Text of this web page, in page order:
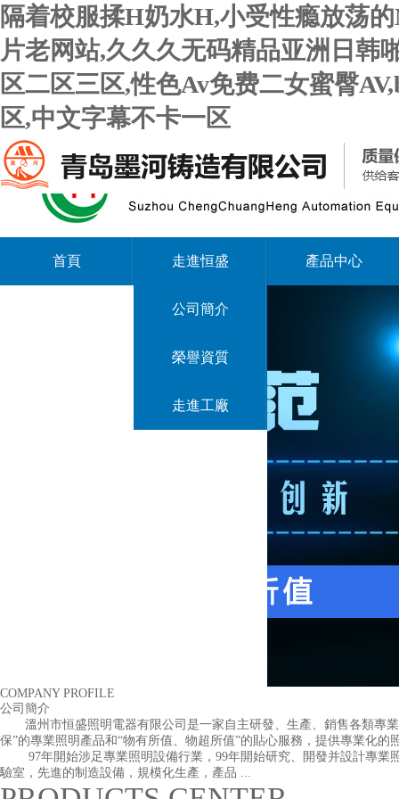
隔着校服揉H奶水H,小受性瘾放荡
片老网站,久久久无码精品亚洲日韩
区二区三区,性色Av免费二女蜜臀
区,中文字幕不卡一区
首頁 走進恒盛
公司簡介
榮譽資質
走進工廠
產品中心
COMPANY PROFILE
公司簡介
溫州市恒盛照明電器有限公司是一家自主研發、生產、銷售各類專業照明
保”的專業照明產品和“物有所值、物超所值”的貼心服務，提供專業化的照
97年開始涉足專業照明設備行業，99年開始研究、開發并設計專業照明產
驗室，先進的制造設備，規模化生產，產品 ...